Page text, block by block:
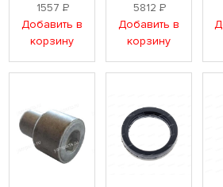
1557Р
Добавить в
корзину
5812 Р
Добавить в
корзину